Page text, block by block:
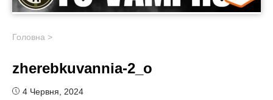
Головна >
zherebkuvannia-2_o
4 Червня, 2024